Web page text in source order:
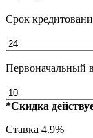
Срок
Первоначальный
*Скидка
Ставка 4.9%